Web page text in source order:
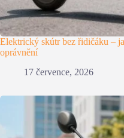
Elektrický skútr bez řidičáku –
oprávnění
17 července, 2026